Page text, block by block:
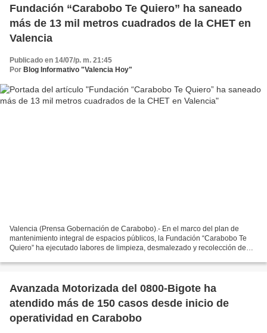
Fundación “Carabobo Te Quiero” ha saneado
más de 13 mil metros cuadrados de la CHET en
Valencia
Publicado en 14/07/p. m. 21:45
Por Blog Informativo "Valencia Hoy"
Valencia (Prensa Gobernación de Carabobo).- En el marco del plan de
mantenimiento integral de espacios públicos, la Fundación “Carabobo Te
Quiero” ha ejecutado labores de limpieza, desmalezado y recolección de
Avanzada Motorizada del 0800-Bigote ha
atendido más de 150 casos desde inicio de
operatividad en Carabobo